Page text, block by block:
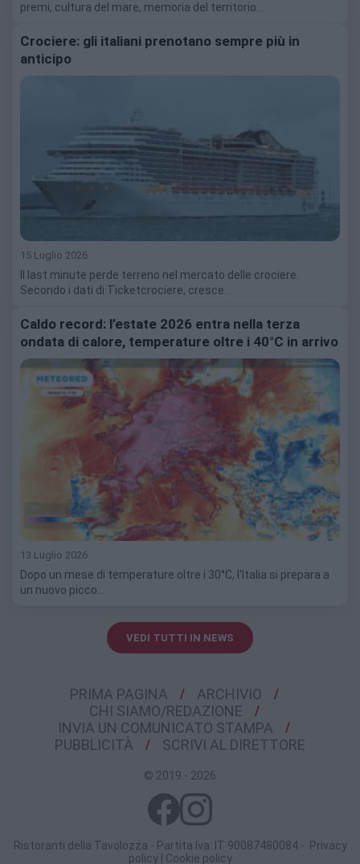
premi, cultura del mare, memoria del territorio…
Crociere: gli italiani prenotano sempre più in
anticipo
15 Luglio 2026
Il last minute perde terreno nel mercato delle crociere.
Secondo i dati di Ticketcrociere, cresce…
Caldo record: l’estate 2026 entra nella terza
ondata di calore, temperature oltre i 40°C in arrivo
13 Luglio 2026
Dopo un mese di temperature oltre i 30°C, l'Italia si prepara a
un nuovo picco…
VEDI TUTTI IN NEWS
PRIMA PAGINA
ARCHIVIO
CHI SIAMO/REDAZIONE
INVIA UN COMUNICATO STAMPA
PUBBLICITÀ
SCRIVI AL DIRETTORE
© 2019 - 2026
Ristoranti della Tavolozza - Partita Iva: IT 90087480084 - Privacy
policy| Cookie policy